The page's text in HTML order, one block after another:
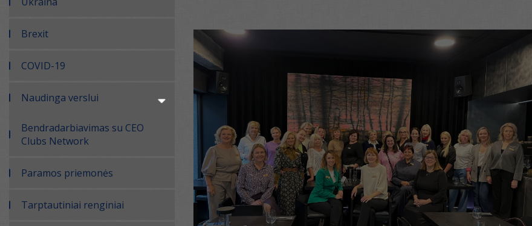
Brexit
COVID-19
Naudinga verslui
Bendradarbiavimas su CEO
Clubs Network
Paramos priemonės
Tarptautiniai renginiai